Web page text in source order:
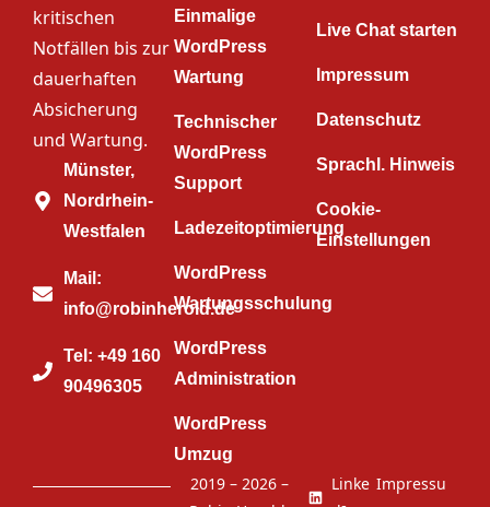
kritischen
Notfällen bis zur
dauerhaften
Absicherung
und Wartung.
Münster,
Nordrhein-
Westfalen
Mail:
info@robinherold.de
Tel: +49 160
90496305
Einmalige
WordPress
Wartung
Technischer
WordPress
Support
Ladezeitoptimierung
WordPress
Wartungsschulung
WordPress
Administration
WordPress
Umzug
Live Chat starten
Impressum
Datenschutz
Sprachl. Hinweis
Cookie-
Einstellungen
2019 – 2026 –
Linke Impressu